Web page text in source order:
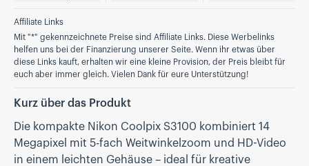
Affiliate Links
Mit "*" gekennzeichnete Preise sind Affiliate Links. Diese Werbelinks
helfen uns bei der Finanzierung unserer Seite. Wenn ihr etwas über
diese Links kauft, erhalten wir eine kleine Provision, der Preis bleibt für
euch aber immer gleich. Vielen Dank für eure Unterstützung!
Kurz über das Produkt
Die kompakte Nikon Coolpix S3100 kombiniert 14
Megapixel mit 5-fach Weitwinkelzoom und HD-Video
in einem leichten Gehäuse – ideal für kreative